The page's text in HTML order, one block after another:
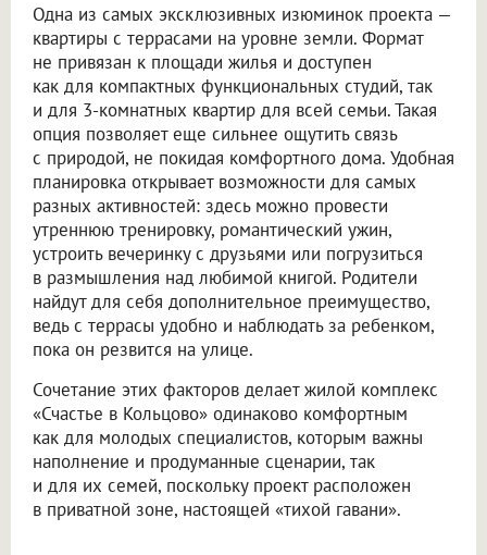
Одна из самых эксклюзивных изюминок проекта —
квартиры с террасами на уровне земли. Формат
не привязан к площади жилья и доступен
как для компактных функциональных студий, так
и для 3-комнатных квартир для всей семьи. Такая
опция позволяет еще сильнее ощутить связь
с природой, не покидая комфортного дома. Удобная
планировка открывает возможности для самых
разных активностей: здесь можно провести
утреннюю тренировку, романтический ужин,
устроить вечеринку с друзьями или погрузиться
в размышления над любимой книгой. Родители
найдут для себя дополнительное преимущество,
ведь с террасы удобно и наблюдать за ребенком,
пока он резвится на улице.
Сочетание этих факторов делает жилой комплекс
«Счастье в Кольцово» одинаково комфортным
как для молодых специалистов, которым важны
наполнение и продуманные сценарии, так
и для их семей, поскольку проект расположен
в приватной зоне, настоящей «тихой гавани».